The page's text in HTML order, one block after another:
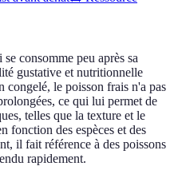
consomme peu après sa
gustative et nutritionnelle
congelé, le poisson frais n'a pas
ce qui lui permet de
telles que la texture et le
fonction des espèces et des
il fait référence à des poissons
rapidement.